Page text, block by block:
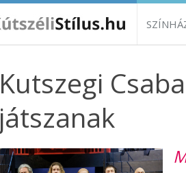
Kutszegi
játszanak